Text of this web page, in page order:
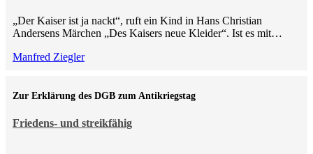
„Der Kaiser ist ja nackt“, ruft ein Kind in Hans Christian
Andersens Märchen „Des Kaisers neue Kleider“. Ist es mit…
Manfred Ziegler
Friedens- und streikfähig
Zur Erklärung des DGB zum Antikriegstag